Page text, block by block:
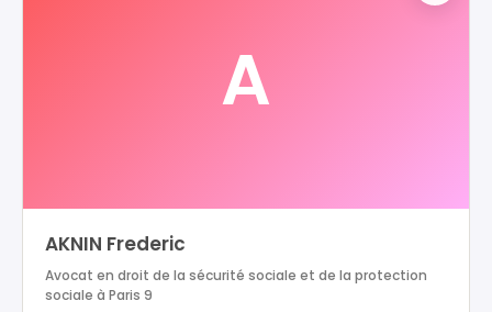
A
AKNIN Frederic
Avocat en droit de la sécurité sociale et de la protection
sociale à Paris 9